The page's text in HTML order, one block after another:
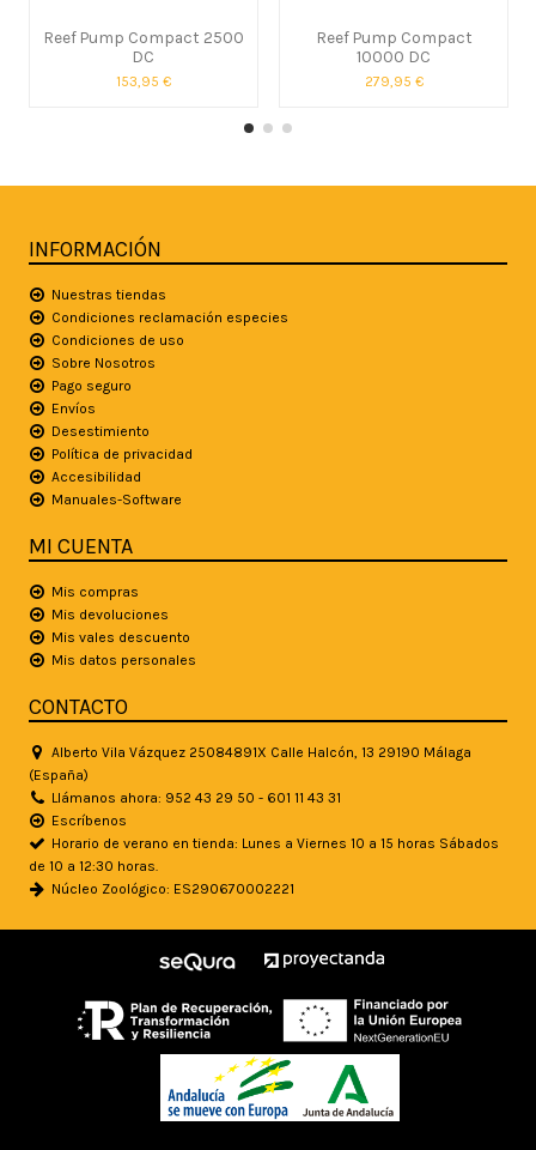
Reef Pump Compact 2500
DC
153,95 €
Reef Pump Compact
10000 DC
279,95 €
INFORMACIÓN
Nuestras tiendas
Condiciones reclamación especies
Condiciones de uso
Sobre Nosotros
Pago seguro
Envíos
Desestimiento
Política de privacidad
Accesibilidad
Manuales-Software
MI CUENTA
Mis compras
Mis devoluciones
Mis vales descuento
Mis datos personales
CONTACTO
Alberto Vila Vázquez 25084891X Calle Halcón, 13 29190 Málaga
(España)
Llámanos ahora: 952 43 29 50 - 601 11 43 31
Escríbenos
Horario de verano en tienda: Lunes a Viernes 10 a 15 horas Sábados
de 10 a 12:30 horas.
Núcleo Zoológico: ES290670002221